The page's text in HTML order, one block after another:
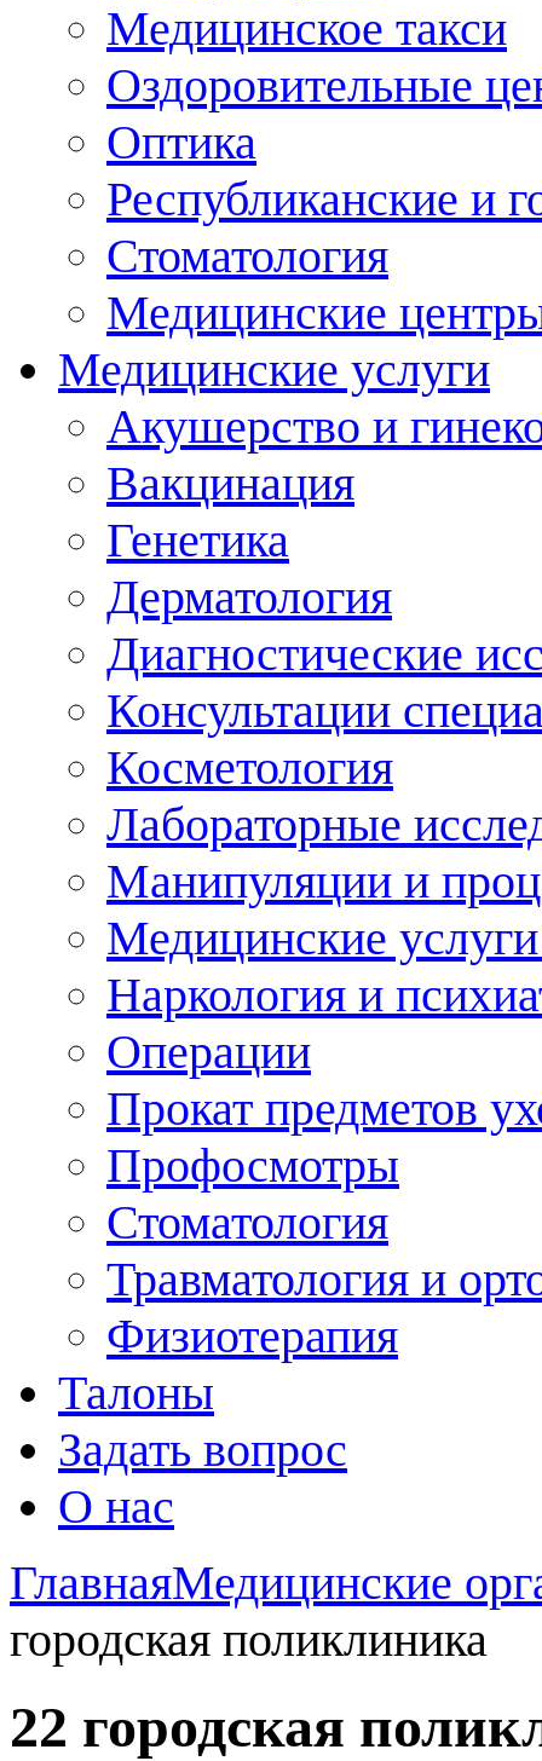
Медицинское такси
Оздоровительные
Оптика
Республиканские и
Стоматология
Медицинские
Медицинские услуги
Акушерство и
Вакцинация
Генетика
Дерматология
Диагностические
Консультации
Косметология
Лабораторные
Манипуляции и
Медицинские
Наркология и
Операции
Прокат предметов
Профосмотры
Стоматология
Травматология и
Физиотерапия
Талоны
Задать вопрос
О нас
ГлавнаяМедицинские
городская поликлиника
22 городская